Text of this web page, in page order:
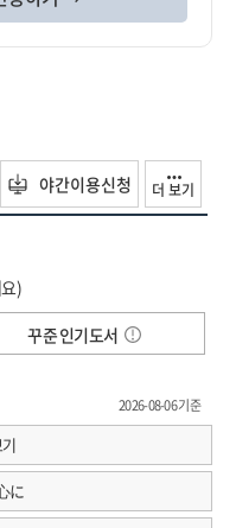
야간이용신청 더 보기
)
꾸준 인기도서
2026-08-06 기준
に